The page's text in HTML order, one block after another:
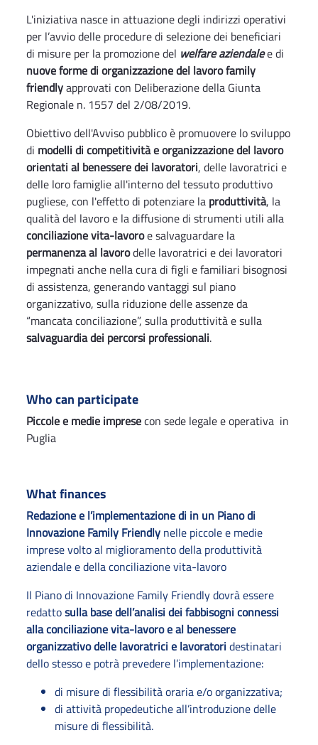
L'iniziativa nasce in attuazione degli indirizzi operativi
per l’avvio delle procedure di selezione dei beneficiari
di misure per la promozione del welfare aziendalee di
nuove forme di organizzazione del lavoro family
friendlyapprovati con Deliberazione della Giunta
Regionale n. 1557 del 2/08/2019.
Obiettivo dell'Avviso pubblico è promuovere lo sviluppo
di modelli di competitività e organizzazione del lavoro
orientati al benessere dei lavoratori, delle lavoratrici e
delle loro famiglie all'interno del tessuto produttivo
pugliese, con l'effetto di potenziare la produttività, la
qualità del lavoro e la diffusione di strumenti utili alla
conciliazione vita-lavoroe salvaguardare la
permanenza al lavorodelle lavoratrici e dei lavoratori
impegnati anche nella cura di figli e familiari bisognosi
di assistenza, generando vantaggi sul piano
organizzativo, sulla riduzione delle assenze da
“mancata conciliazione”, sulla produttività e sulla
salvaguardia dei percorsi professionali.
Who can participate
Piccole e medie impresecon sede legale e operativa in
Puglia
What finances
Redazione e l’implementazione di in un Piano di
Innovazione Family Friendly nelle piccole e medie
imprese volto al miglioramento della produttività
aziendale e della conciliazione vita-lavoro
Il Piano di Innovazione Family Friendly dovrà essere
redattosulla base dell’analisi dei fabbisogni connessi
alla conciliazione vita-lavoro e al benessere
organizzativo delle lavoratrici e lavoratori destinatari
dello stesso e potrà prevedere l’implementazione:
di misure di flessibilità oraria e/o organizzativa;
di attività propedeutiche all’introduzione delle
misure di flessibilità.